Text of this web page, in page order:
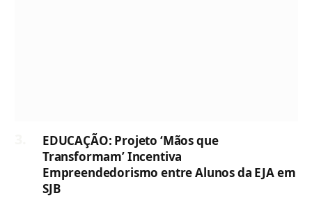
EDUCAÇÃO: Projeto ‘Mãos que
Transformam’ Incentiva
Empreendedorismo entre Alunos da EJA em
SJB